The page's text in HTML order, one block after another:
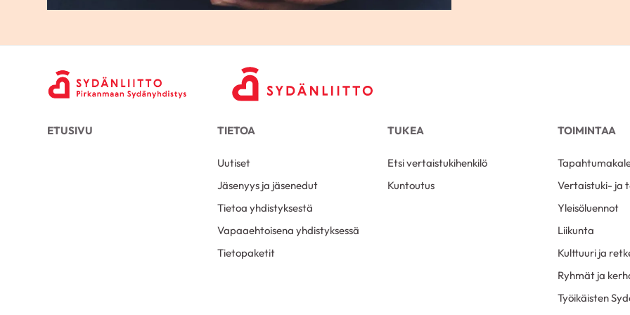
ETUSIVU TIETOA
Uutiset
Jäsenyys ja jäsenedut
Tietoa yhdistyksestä
Vapaaehtoisena yhdistyksessä
Tietopaketit
TUKEA
Etsi vertaistukihenkilö
Kuntoutus
TOIMINTAA
Vertaistuki- ja
Yleisöluennot
Liikunta
Kulttuuri ja
Ryhmät ja
Työikäisten